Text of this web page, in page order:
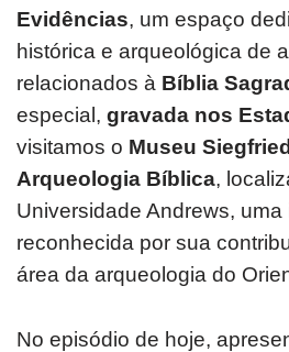
Evidências, um espaço
histórica e arqueológica de
relacionados à Bíblia
especial, gravada nos
visitamos o Museu
Arqueologia Bíblica,
Universidade Andrews, uma
reconhecida por sua
área da arqueologia do
No episódio de hoje,